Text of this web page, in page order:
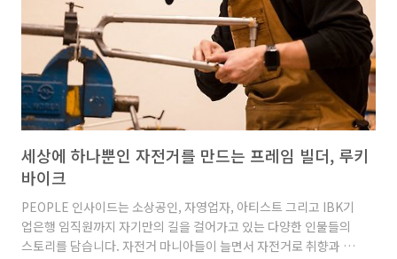
세상에 하나뿐인 자전거를 만드는 프레임 빌더, 루키
바이크
PEOPLE 인사이드는 소상공인, 자영업자, 아티스트 그리고 IBK기
업은행 임직원까지 자기만의 길을 걸어가고 있는 다양한 인물들의
스토리를 담습니다. 자전거 마니아들이 늘면서 자전거로 취향과 개